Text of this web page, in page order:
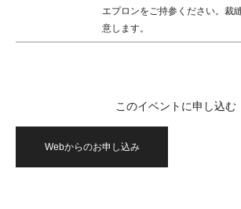
エプロンをご持参ください。裁
意します。
このイベントに申し込む
Webからのお申し込み